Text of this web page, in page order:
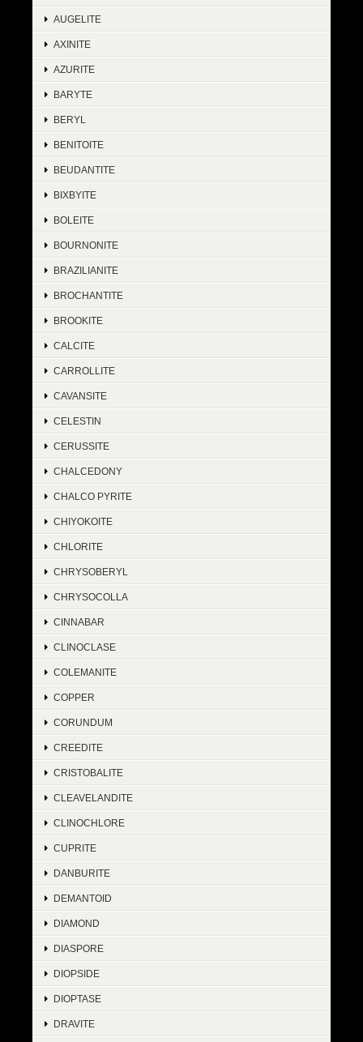
AUGELITE
AXINITE
AZURITE
BARYTE
BERYL
BENITOITE
BEUDANTITE
BIXBYITE
BOLEITE
BOURNONITE
BRAZILIANITE
BROCHANTITE
BROOKITE
CALCITE
CARROLLITE
CAVANSITE
CELESTIN
CERUSSITE
CHALCEDONY
CHALCO PYRITE
CHIYOKOITE
CHLORITE
CHRYSOBERYL
CHRYSOCOLLA
CINNABAR
CLINOCLASE
COLEMANITE
COPPER
CORUNDUM
CREEDITE
CRISTOBALITE
CLEAVELANDITE
CLINOCHLORE
CUPRITE
DANBURITE
DEMANTOID
DIAMOND
DIASPORE
DIOPSIDE
DIOPTASE
DRAVITE